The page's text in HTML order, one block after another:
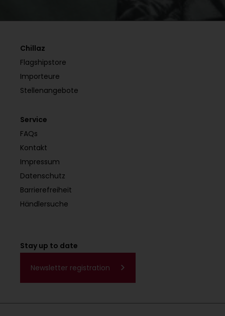
Chillaz
Flagshipstore
Importeure
Stellenangebote
Service
FAQs
Kontakt
Impressum
Datenschutz
Barrierefreiheit
Händlersuche
Stay up to date
Newsletter registration